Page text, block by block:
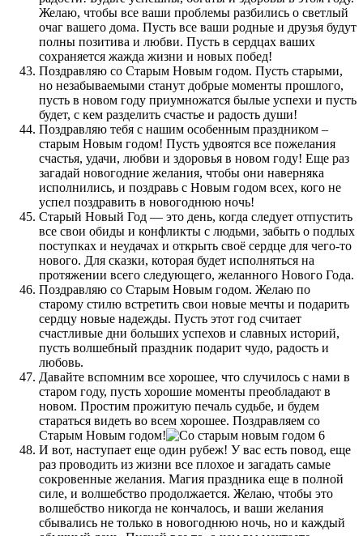
Желаю, чтобы все ваши проблемы разбились о светлый
очаг вашего дома. Пусть все ваши родные и друзья будут
полны позитива и любви. Пусть в сердцах ваших
сохраняется жажда жизни и новых побед!
Поздравляю со Старым Новым годом. Пусть старыми,
но незабываемыми станут добрые моменты прошлого,
пусть в новом году приумножатся былые успехи и пусть
будет, с кем разделить счастье и радость души!
Поздравляю тебя с нашим особенным праздником –
старым Новым годом! Пусть удвоятся все пожелания
счастья, удачи, любви и здоровья в новом году! Еще раз
загадай новогодние желания, чтобы они наверняка
исполнились, и поздравь с Новым годом всех, кого не
успел поздравить в новогоднюю ночь!
Старый Новый Год — это день, когда следует отпустить
все свои обиды и конфликты с людьми, забыть о подлых
поступках и неудачах и открыть своё сердце для чего-то
нового. Для сказки, которая будет исполняться на
протяжении всего следующего, желанного Нового Года.
Поздравляю со Старым Новым годом. Желаю по
старому стилю встретить свои новые мечты и подарить
сердцу новые надежды. Пусть этот год считает
счастливые дни больших успехов и славных историй,
пусть волшебный праздник подарит чудо, радость и
любовь.
Давайте вспомним все хорошее, что случилось с нами в
старом году, пусть хорошие моменты преобладают в
новом. Простим прожитую печаль судьбе, и будем
стараться видеть во всем хорошее. Поздравляем со
Старым Новым годом!
И вот, наступает еще один рубеж! У вас есть повод, еще
раз проводить из жизни все плохое и загадать самые
сокровенные желания. Магия праздника еще в полной
силе, и волшебство продолжается. Желаю, чтобы это
волшебство никогда не кончалось, и ваши желания
сбывались не только в новогоднюю ночь, но и каждый